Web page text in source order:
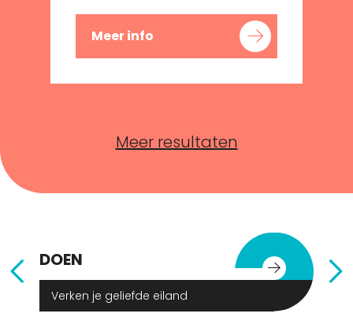
Meer info
Meer resultaten
DOEN
Verken je geliefde eiland